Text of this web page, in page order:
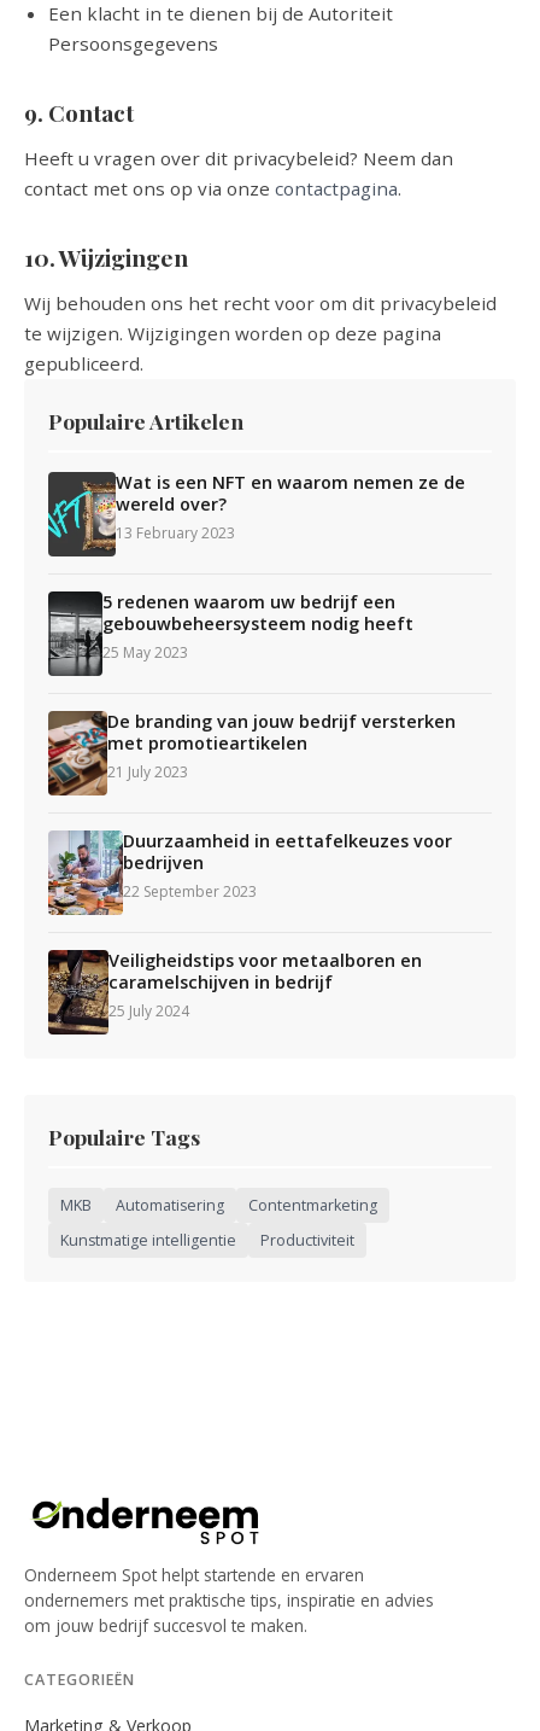
Een klacht in te dienen bij de Autoriteit
Persoonsgegevens
9. Contact
Heeft u vragen over dit privacybeleid? Neem dan
contact met ons op via onze contactpagina.
10. Wijzigingen
Wij behouden ons het recht voor om dit privacybeleid
te wijzigen. Wijzigingen worden op deze pagina
gepubliceerd.
Populaire Artikelen
Wat is een NFT en waarom nemen ze de
wereld over?
13 February 2023
5 redenen waarom uw bedrijf een
gebouwbeheersysteem nodig heeft
25 May 2023
De branding van jouw bedrijf versterken
met promotieartikelen
21 July 2023
Duurzaamheid in eettafelkeuzes voor
bedrijven
22 September 2023
Veiligheidstips voor metaalboren en
caramelschijven in bedrijf
25 July 2024
Populaire Tags
MKB Automatisering
Contentmarketing
Kunstmatige intelligentie
Productiviteit
Onderneem Spot helpt startende en ervaren
ondernemers met praktische tips, inspiratie en advies
om jouw bedrijf succesvol te maken.
CATEGORIEËN
Marketing & Verkoop